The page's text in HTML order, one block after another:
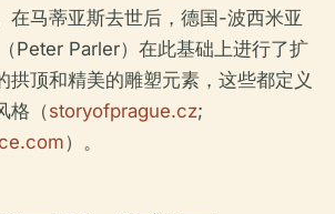
在马蒂亚斯去世后，德国-波西米亚
Peter Parler）在此基础上进行了扩
拱顶和精美的雕塑元素，这些都定义
格（storyofprague.cz;
）。